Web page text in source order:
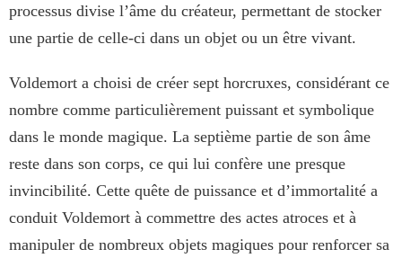
processus divise l’âme du créateur, permettant de stocker
une partie de celle-ci dans un objet ou un être vivant.
Voldemort a choisi de créer sept horcruxes, considérant ce
nombre comme particulièrement puissant et symbolique
dans le monde magique. La septième partie de son âme
reste dans son corps, ce qui lui confère une presque
invincibilité. Cette quête de puissance et d’immortalité a
conduit Voldemort à commettre des actes atroces et à
manipuler de nombreux objets magiques pour renforcer sa